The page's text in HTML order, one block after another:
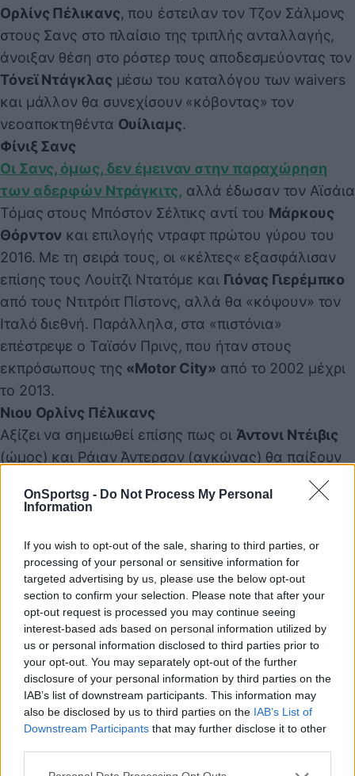
OnSportsg - Do Not Process My Personal
Information
If you wish to opt-out of the sale, sharing to third parties, or
processing of your personal or sensitive information for
targeted advertising by us, please use the below opt-out
section to confirm your selection. Please note that after your
opt-out request is processed you may continue seeing
interest-based ads based on personal information utilized by
us or personal information disclosed to third parties prior to
your opt-out. You may separately opt-out of the further
disclosure of your personal information by third parties on the
IAB’s list of downstream participants. This information may
also be disclosed by us to third parties on the IAB’s List of
Downstream Participants that may further disclose it to other
Ορλίνς Πέλικανς, που έστειλαν τον Τζον Σάλμονς
στους Σανς στο πλαίσιο της τριπλής ανταλλαγής,
άνοιξαν θέση στο ρόστερ τους αποδεσμεύοντας τον
Τόνεϊ Ντάγκλας μέσω του καταλόγου των waivers
και μάλλον θα συνεχίσουν «κόβοντας» τον
νεοαποκτηθέντα Ουίλιαμς.
Φίνιξ Σανς
Οι Σανς, όμως, δεν έμειναν στην παραχώρηση
των αδερφών Ντράγκιτς, αλλά έδωσαν τον Αϊσάια
Τόμας στους Μπόστον Σέλτικς αντί του Μάρκους
Θόρντον και επιλογής ντραφτ πρώτου γύρου του
2016. Με τη σειρά τους, οι «κέλτες« εξασφάλισαν
επίσης τους Λουίτζι Ντατόμε και Γιόνας Γιερέμπκο
από τους Ντιτρόιτ Πίστονς, αλλά θα «κόψουν» τον
Ιταλό διεθνή. Παράλληλα, στα «πιστόνια»
επέστρεψε ο Ταϊσόν Πρινς, που ήταν στους
εκπρόσωπους της «Motor City» από το 2002 μέχρι
το 2013.
Νιου Ορλίνς Πέλικανς
Αξίζει να σημειωθεί επίσης πως οι Άντονι Ντέιβις
(ώμος) και Ράιαν Άντερσον (αγκώνας) θα παίξουν
στο αυριανό ματς (21/02, 02:00) των «πελεκάνων»
με τους Ορλάντο Μάτζικ στο «Amway Center»
οποίος θα στερηθεί των υπηρεσιών του Τζρου
Χολιντέι (πόδι), γεγονός που αποτέλεσε αφορμή
της απόκτησης του Κόουλ. Από την άλλη, οιΜάτζικ
δεν μπόρεσαν να ανταλλάξουν τον Μο Χάρκλες,
ούτε τον Άντριου Νίκολσον, αλλά οΤομπίας Χάρις
(γόνατο) απέσπασε ιατρική έγκριση για επιστροφή
στη δράση μέσω του αυριανού αγώνα, όπως
αναμενόταν.